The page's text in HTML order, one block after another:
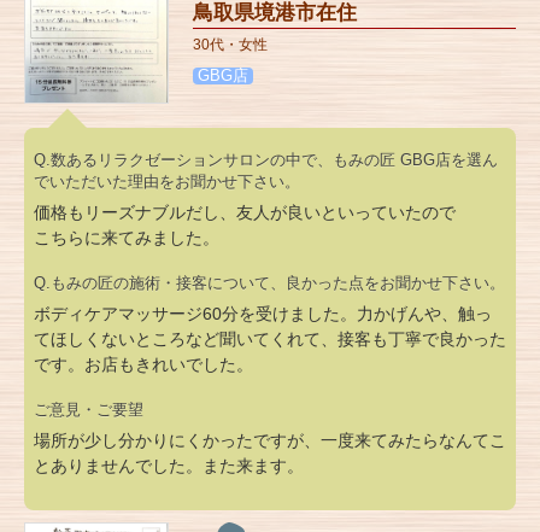
鳥取県境港市在住
30代・女性
GBG店
Q.数あるリラクゼーションサロンの中で、もみの匠 GBG店を選ん
でいただいた理由をお聞かせ下さい。
価格もリーズナブルだし、友人が良いといっていたので
こちらに来てみました。
Q.もみの匠の施術・接客について、良かった点をお聞かせ下さい。
ボディケアマッサージ60分を受けました。力かげんや、触っ
てほしくないところなど聞いてくれて、接客も丁寧で良かった
です。お店もきれいでした。
ご意見・ご要望
場所が少し分かりにくかったですが、一度来てみたらなんてこ
とありませんでした。また来ます。